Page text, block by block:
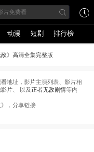
动漫 短剧 排行榜
敌》高清全集完整版
地址，影片主演列表、影片相
片、 以及正者无敌剧情等内
，分享链接